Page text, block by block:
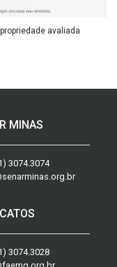
avaliada
MINAS
3074.3074
3074.3028